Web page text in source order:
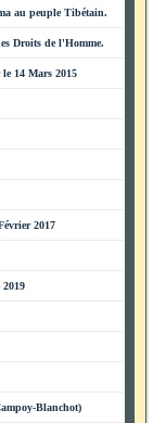
au peuple Tibétain.
Droits de l'Homme.
14 Mars 2015
2017
2019
Blanchot)